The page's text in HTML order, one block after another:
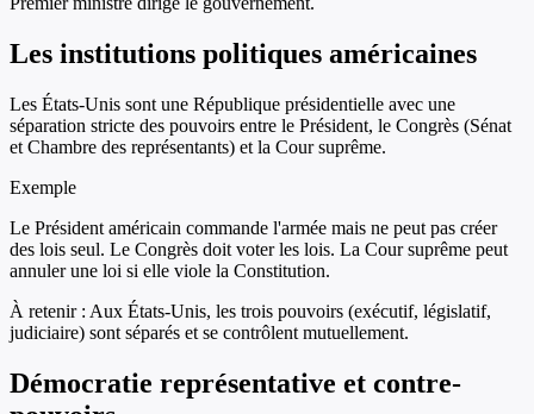
Les institutions politiques américaines
Les États-Unis sont une République présidentielle avec une
séparation stricte des pouvoirs entre le Président, le Congrès (Sénat
et Chambre des représentants) et la Cour suprême.
Exemple
Le Président américain commande l'armée mais ne peut pas créer
des lois seul. Le Congrès doit voter les lois. La Cour suprême peut
annuler une loi si elle viole la Constitution.
À retenir : Aux États-Unis, les trois pouvoirs (exécutif, législatif,
judiciaire) sont séparés et se contrôlent mutuellement.
Démocratie représentative et contre-